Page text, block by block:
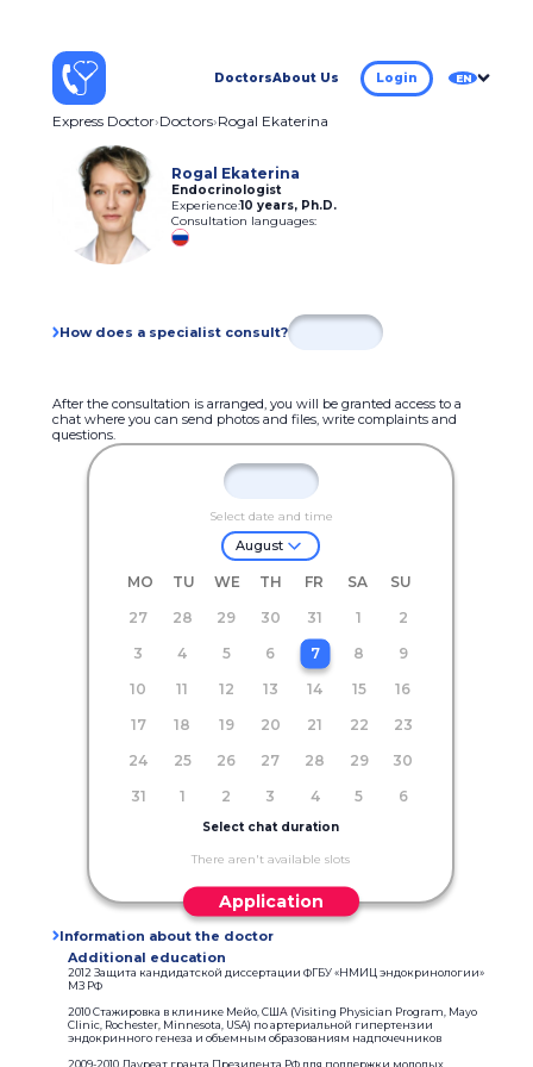
DoctorsAbout Us Login EN
Express Doctor Doctors Rogal Ekaterina
Rogal Ekaterina
Endocrinologist
Experience:10 years, Ph.D.
Consultation languages:
How does a specialist consult?
After the consultation is arranged, you will be granted access to a
chat where you can send photos and files, write complaints and
questions.
Select date and time
August
MO TU WE TH FR SA
SU
27
28 29 30 31 1
2
3
4 5 6 7 8
9
10
11 12 13 14 15
16
17
18 19 20 21 22
23
24
25 26 27 28 29
30
31
1 2 3 4 5 6
Select chat duration
There aren't available slots
Application
Information about the doctor
Additional education
2012 Защита кандидатской диссертации ФГБУ «НМИЦ эндокринологии»
МЗ РФ
2010 Стажировка в клинике Мейо, США (Visiting Physician Program, Mayo
Clinic, Rochester, Minnesota, USA) по артериальной гипертензии
эндокринного генеза и объемным образованиям надпочечников
2009-2010 Лауреат гранта Президента РФ для поддержки молодых